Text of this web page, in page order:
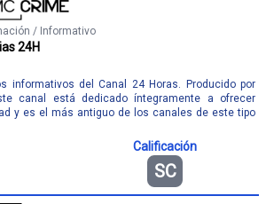
/ Informativo
24H
informativos del Canal 24 Horas. Producido por
canal está dedicado íntegramente a ofrecer
y es el más antiguo de los canales de este tipo
Calificación
SC